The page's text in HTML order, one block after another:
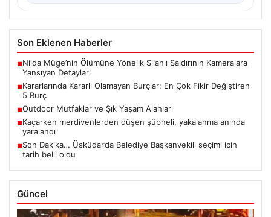
Son Eklenen Haberler
■Nilda Müge’nin Ölümüne Yönelik Silahlı Saldırının Kameralara
Yansıyan Detayları
■Kararlarında Kararlı Olamayan Burçlar: En Çok Fikir Değiştiren
5 Burç
■Outdoor Mutfaklar ve Şık Yaşam Alanları
■Kaçarken merdivenlerden düşen şüpheli, yakalanma anında
yaralandı
■Son Dakika… Üsküdar’da Belediye Başkanvekili seçimi için
tarih belli oldu
Güncel